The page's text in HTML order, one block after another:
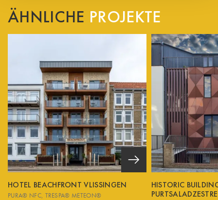
ÄHNLICHE PROJEKTE
HOTEL BEACHFRONT VLISSINGEN
PURA® NFC TRESPA® METEON®
HISTORIC